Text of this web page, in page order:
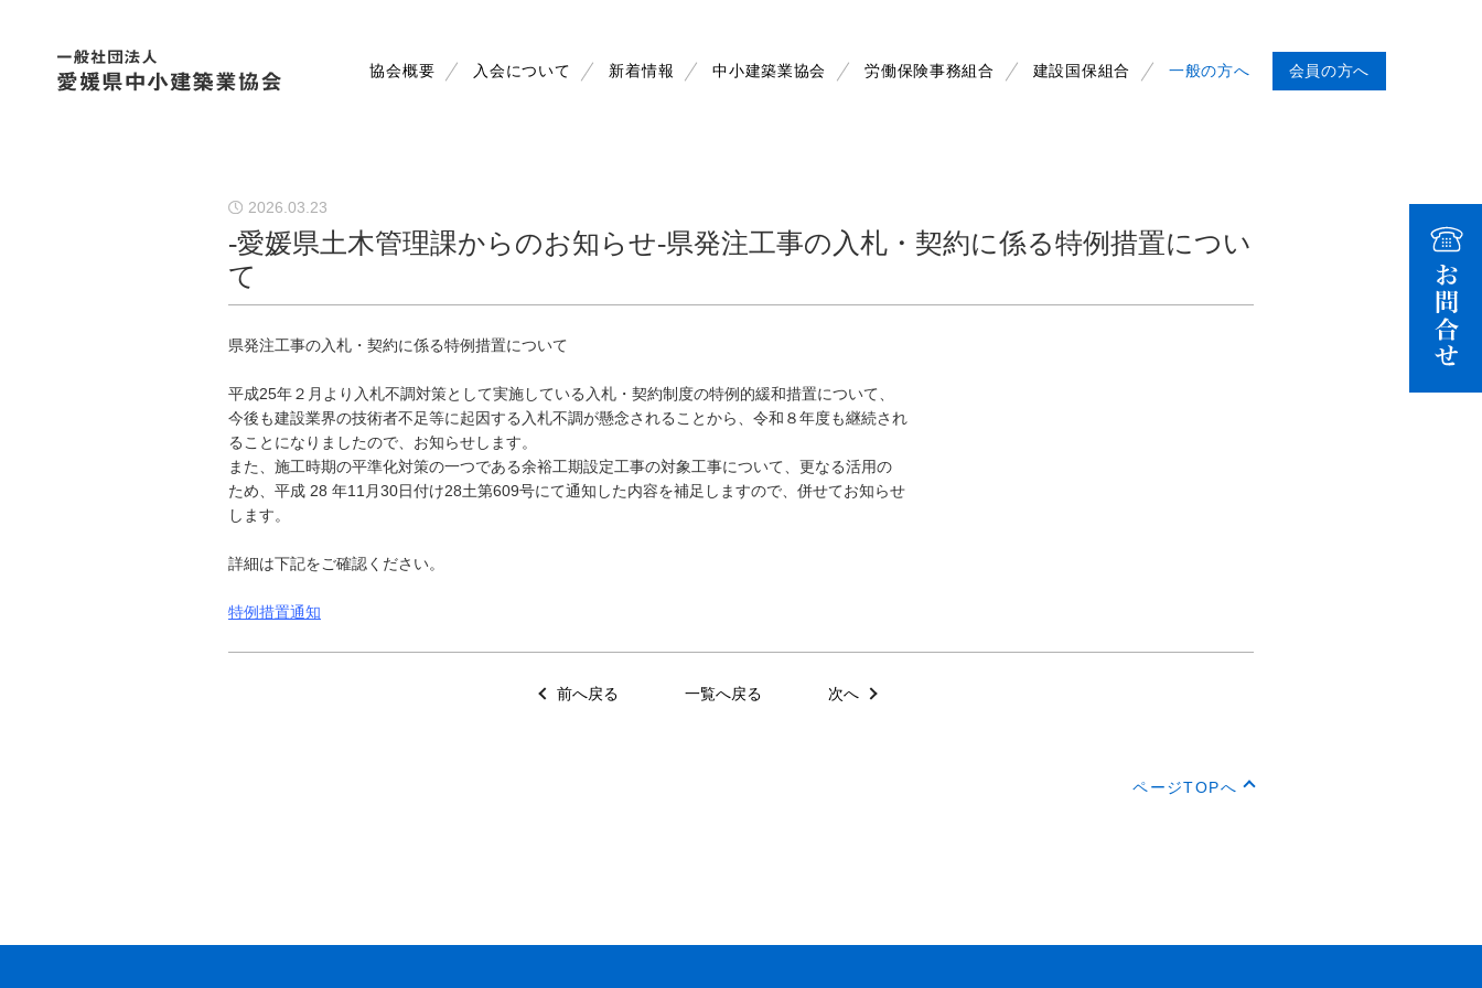
協会概要 入会について 新着情報 中小建築業協会 労働保険事務組合 建設国保組合 一般の方へ 会員の方へ
2026.03.23
-愛媛県土木管理課からのお知らせ-県発注工事の入札・契約に係る特例措置につい
て
県発注工事の入札・契約に係る特例措置について
平成25年２月より入札不調対策として実施している入札・契約制度の特例的緩和措置について、
今後も建設業界の技術者不足等に起因する入札不調が懸念されることから、令和８年度も継続され
ることになりましたので、お知らせします。
また、施工時期の平準化対策の一つである余裕工期設定工事の対象工事について、更なる活用の
ため、平成 28 年11月30日付け28土第609号にて通知した内容を補足しますので、併せてお知らせ
します。
詳細は下記をご確認ください。
特例措置通知
前へ戻る 一覧へ戻る 次へ
ページTOPへ